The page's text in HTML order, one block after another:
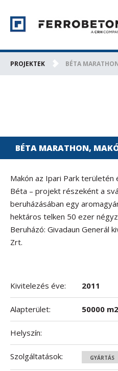
PROJEKTEK BÉTA
BÉTA MARATHON,
Makón az Ipari Park
Béta – projekt részeként a
beruházásában egy
hektáros telken 50 ezer
Beruházó: Givadaun Generál
Zrt.
Kivitelezés éve: 2011
Alapterület: 50000 m2
Helyszín:
Szolgáltatások: GYÁRTÁS